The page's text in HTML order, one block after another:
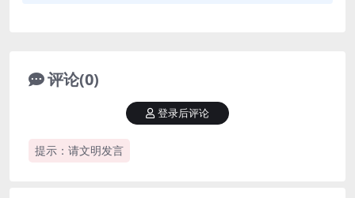
评论(0)
提示：请文明发言
登录后评论